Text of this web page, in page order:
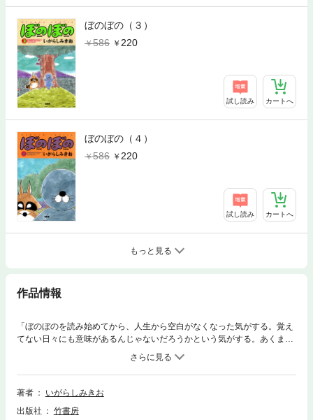
ぼのぼの（３）
586
220
試し読み カートへ
ぼのぼの（４）
586
220
試し読み カートへ
もっと見る
作品情報
「ぼのぼのを読み始めてから、人生から空白がなくなった気がする。覚え
てない日々にも意味があるんじゃないだろうかという気がする。あくまで
も気がするのだ。」by ゆるめいつ Saxyun
著者
いがらしみきお
出版社
竹書房